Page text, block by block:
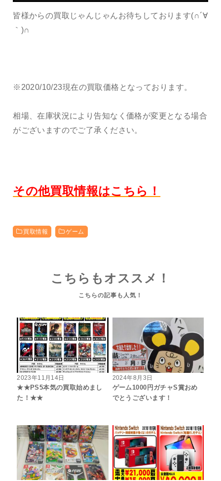
皆様からの買取じゃんじゃんお待ちしております(∩´∀
｀)∩
※2020/10/23現在の買取価格となっております。
相場、在庫状況により告知なく価格が変更となる場合
がございますのでご了承ください。
その他買取情報はこちら！
買取情報 ゲーム
こちらもオススメ！
2023年11月14日
★★PS5本気の買取始めまし
た！★★
2024年8月3日
ゲーム1000円ガチャS賞おめ
でとうございます！